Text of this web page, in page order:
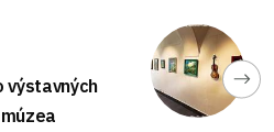
výstavných